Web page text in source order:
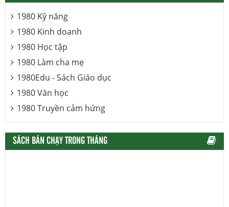
1980 Kỹ năng
1980 Kinh doanh
1980 Học tập
1980 Làm cha mẹ
1980Edu - Sách Giáo dục
1980 Văn học
1980 Truyền cảm hứng
SÁCH BÁN CHẠY TRONG THÁNG